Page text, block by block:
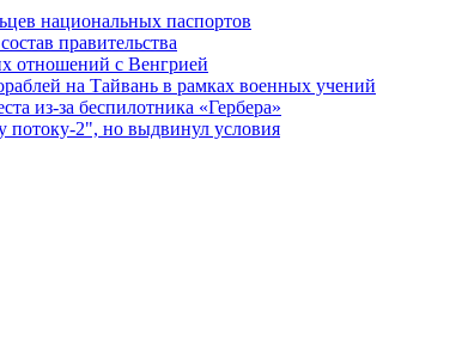
национальных паспортов
правительства
отношений с Венгрией
на Тайвань в рамках военных учений
из-за беспилотника «Гербера»
потоку-2", но выдвинул условия